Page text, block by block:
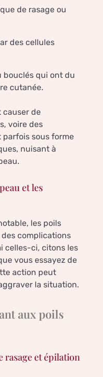
de rasage ou
des cellules
bouclés qui ont du
cutanée.
causer de
voire des
sous forme
nuisant à
et les
les poils
complications
celles-ci, citons les
vous essayez de
action peut
la situation.
aux poils
rasage et épilation